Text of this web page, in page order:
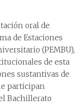
oral de
de Estaciones
(PEMBU),
de esta
sustantivas de
participan
Bachillerato